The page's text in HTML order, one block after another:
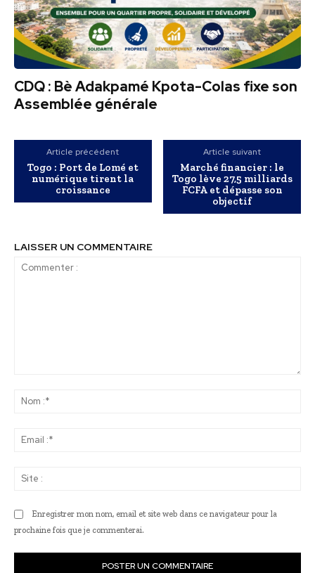
CDQ : Bè Adakpamé Kpota-Colas fixe son
Assemblée générale
Article précédent
Togo : Port de Lomé et
numérique tirent la
croissance
Article suivant
Marché financier : le
Togo lève 27,5 milliards
FCFA et dépasse son
objectif
LAISSER UN COMMENTAIRE
Enregistrer mon nom, email et site web dans ce navigateur pour la
prochaine fois que je commenterai.